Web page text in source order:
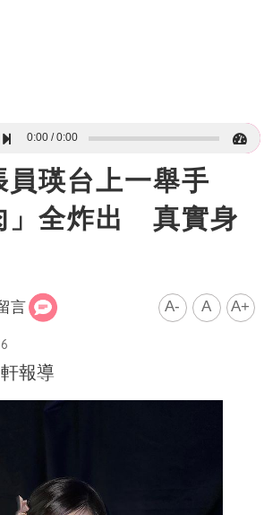
0:00 0:00
員瑛台上一舉手
」全炸出 真實身
言 A- A A+
報導